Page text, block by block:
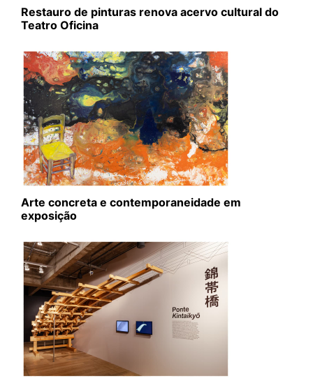
Restauro de pinturas renova acervo cultural do
Teatro Oficina
Arte concreta e contemporaneidade em
exposição